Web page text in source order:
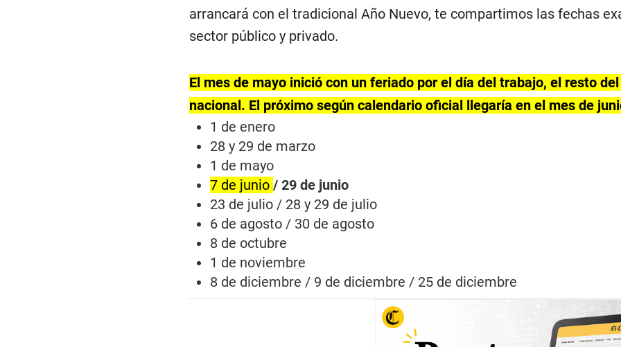
arrancará con el tradicional Año Nuevo, te compartimos las fechas
sector público y privado.
El mes de mayo inició con un feriado por el día del trabajo, el resto
nacional. El próximo según calendario oficial llegaría en el mes de
1 de enero
28 y 29 de marzo
1 de mayo
7 de junio/ 29 de junio
23 de julio / 28 y 29 de julio
6 de agosto / 30 de agosto
8 de octubre
1 de noviembre
8 de diciembre / 9 de diciembre / 25 de diciembre